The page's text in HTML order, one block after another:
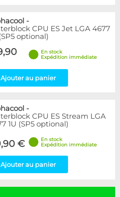
-
CPU ES Jet LGA 4677
optional)
En stock
Expédition immédiate
Ajouter au panier
-
CPU ES Stream LGA
1U (SP5 optional)
€
En stock
Expédition immédiate
Ajouter au panier